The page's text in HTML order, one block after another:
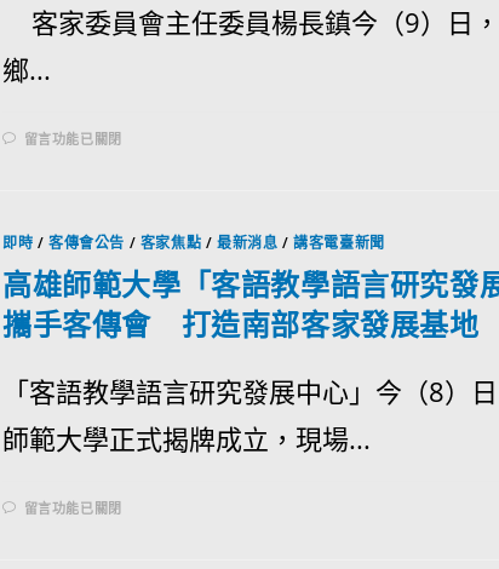
客家委員會主任委員楊長鎮今（9）日
鄉...
留言功能已關閉
即時 /客傳會公告 / 客家焦點 /最新消息 /講客電臺新聞
高雄師範大學「客語教學語言研究發
攜手客傳會 打造南部客家發展基地
「客語教學語言研究發展中心」今（8）
師範大學正式揭牌成立，現場...
留言功能已關閉